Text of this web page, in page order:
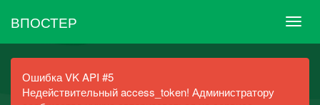
ВПОСТЕР
Ошибка VK API #5
Недействительный access_token! Администратору